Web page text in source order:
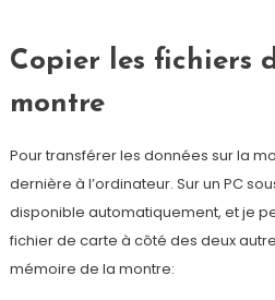
Copier les fichiers
montre
Pour transférer les données sur la
dernière à l’ordinateur. Sur un PC
disponible automatiquement, et je
fichier de carte à côté des deux
mémoire de la montre: